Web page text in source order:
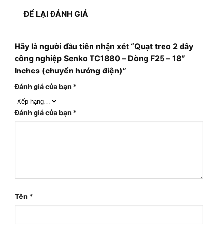
ĐỂ LẠI ĐÁNH GIÁ
Hãy là người đầu tiên nhận xét “Quạt treo 2 dây
công nghiệp Senko TC1880 – Dòng F25 – 18″
Inches (chuyển hướng điện)”
Đánh giá của bạn *
Đánh giá của bạn *
Tên *